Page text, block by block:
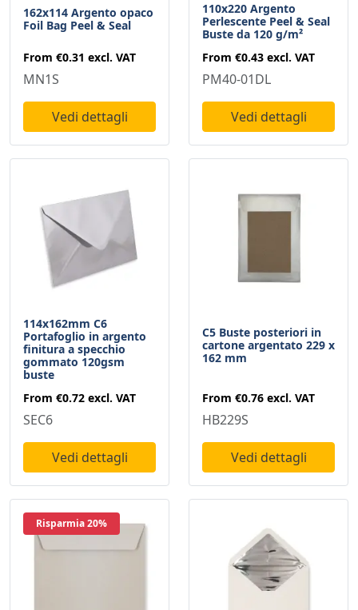
162x114 Argento opaco
Foil Bag Peel & Seal
From €0.31 excl. VAT
MN1S
Vedi dettagli
110x220 Argento
Perlescente Peel & Seal
Buste da 120 g/m²
From €0.43 excl. VAT
PM40-01DL
Vedi dettagli
114x162mm C6
Portafoglio in argento
finitura a specchio
gommato 120gsm
buste
From €0.72 excl. VAT
SEC6
Vedi dettagli
C5 Buste posteriori in
cartone argentato 229 x
162 mm
From €0.76 excl. VAT
HB229S
Vedi dettagli
Risparmia 20%